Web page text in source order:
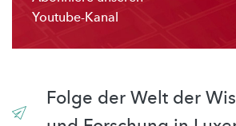
Youtube-Kanal
Folge der Welt der